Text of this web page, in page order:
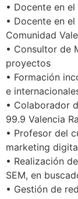
• Docente en
• Docente en
Comunidad
• Consultor de
proyectos
• Formación
e
• Colaborador
99.9 Valencia
• Profesor del
marketing
• Realización
SEM, en
• Gestión de